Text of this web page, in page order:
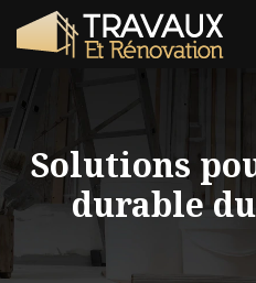
Solutions
durable